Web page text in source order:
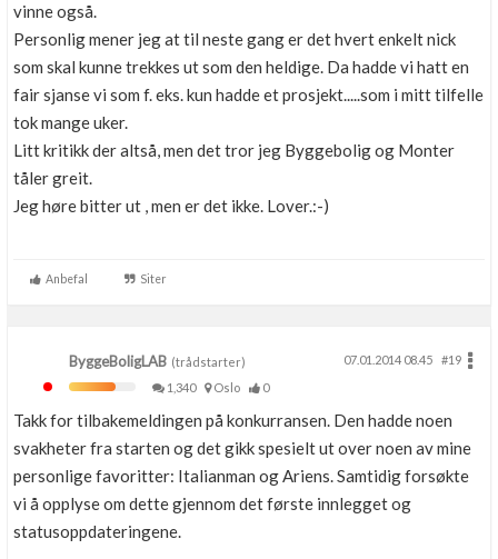
vinne også.
Personlig mener jeg at til neste gang er det hvert enkelt nick
som skal kunne trekkes ut som den heldige. Da hadde vi hatt en
fair sjanse vi som f. eks. kun hadde et prosjekt.....som i mitt tilfelle
tok mange uker.
Litt kritikk der altså, men det tror jeg Byggebolig og Monter
tåler greit.
Jeg høre bitter ut , men er det ikke. Lover.:-)
Anbefal Siter
ByggeBoligLAB (trådstarter) 07.01.2014 08.45
#19
1,340
Oslo 0
Takk for tilbakemeldingen på konkurransen. Den hadde noen
svakheter fra starten og det gikk spesielt ut over noen av mine
personlige favoritter: Italianman og Ariens. Samtidig forsøkte
vi å opplyse om dette gjennom det første innlegget og
statusoppdateringene.